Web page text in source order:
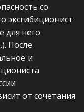
со
эксгибиционист
для него
После
и
от сочетания